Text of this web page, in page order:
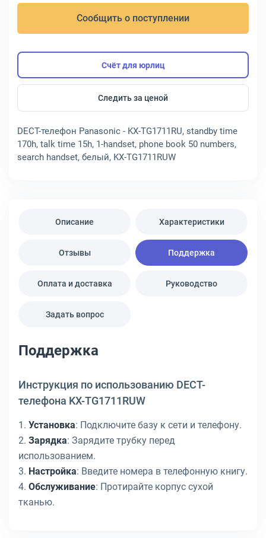
Сообщить о поступлении
Счёт для юрлиц
Следить за ценой
DECT-телефон Panasonic - KX-TG1711RU, standby time
170h, talk time 15h, 1-handset, phone book 50 numbers,
search handset, белый, KX-TG1711RUW
Описание Характеристики
Отзывы Поддержка
Оплата и доставка Руководство
Задать вопрос
Поддержка
Инструкция по использованию DECT-
телефона KX-TG1711RUW
1. Установка: Подключите базу к сети и телефону.
2. Зарядка: Зарядите трубку перед
использованием.
3. Настройка: Введите номера в телефонную книгу.
4. Обслуживание: Протирайте корпус сухой
тканью.